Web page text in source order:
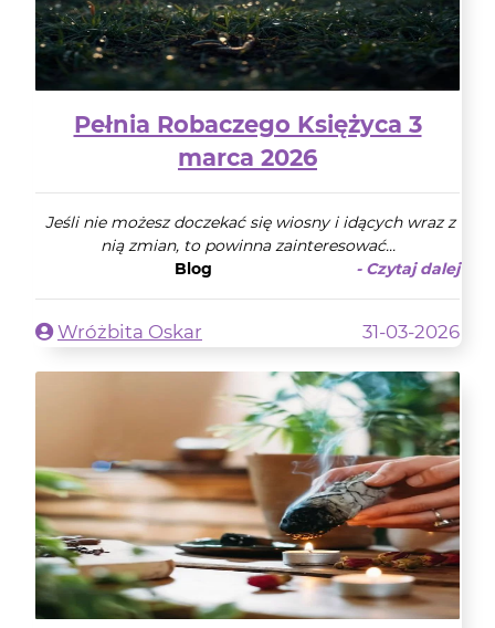
Pełnia Robaczego Księżyca 3
marca 2026
Jeśli nie możesz doczekać się wiosny i idących wraz z
nią zmian, to powinna zainteresować...
Blog
- Czytaj dalej
Wróżbita Oskar 31-03-2026